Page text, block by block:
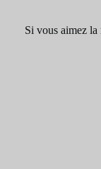
Si vous aimez la